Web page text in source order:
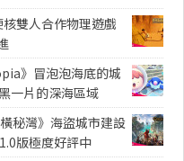
雙人合作物理遊戲
》冒泡泡海底的城
一片的深海區域
秘灣》海盜城市建設
版極度好評中